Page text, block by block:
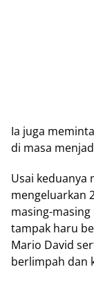
Ia juga
di masa
Usai keduanya
mengeluarkan
masing-
tampak haru
Mario David
berlimpah dan